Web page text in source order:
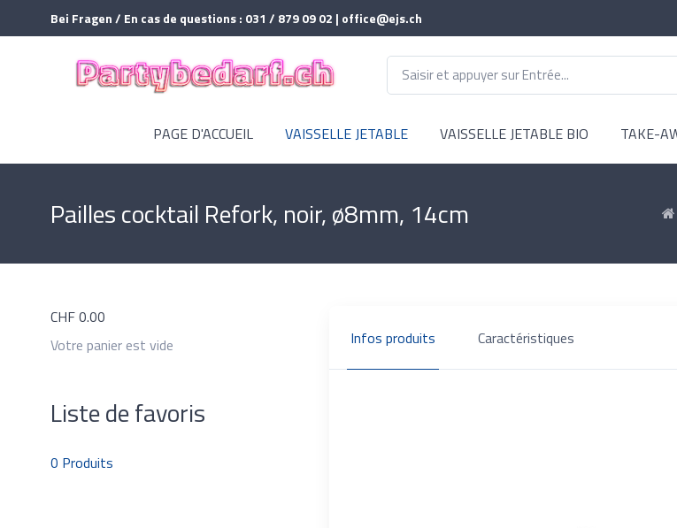
Bei Fragen / En cas de questions : 031 / 879 09 02 | office@ejs.ch
PAGE D'ACCUEIL VAISSELLE JETABLE VAISSELLE JETABLE BIO TAKE-
Pailles cocktail Refork, noir, ø8mm, 14cm
CHF0.00
Votre panier est vide
Liste de favoris
0 Produits
Infos produits Caractéristiques